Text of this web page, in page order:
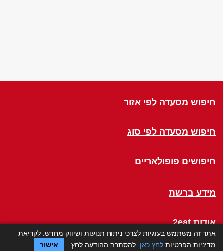
חיפוש מסעדה לפי אזור
חיפוש מסעדה לפי סוג
חיפושים פופולאריים
מידע ברשת
אודות 2eat
Click a Table
אתר זה משתמש בעוגיות לצרכי ניתוח תנועות ושיווק מחדש. לקריאת
מדיניות הפרטיות לחץ כאן . להסתרת ההודעה לחץ אישור